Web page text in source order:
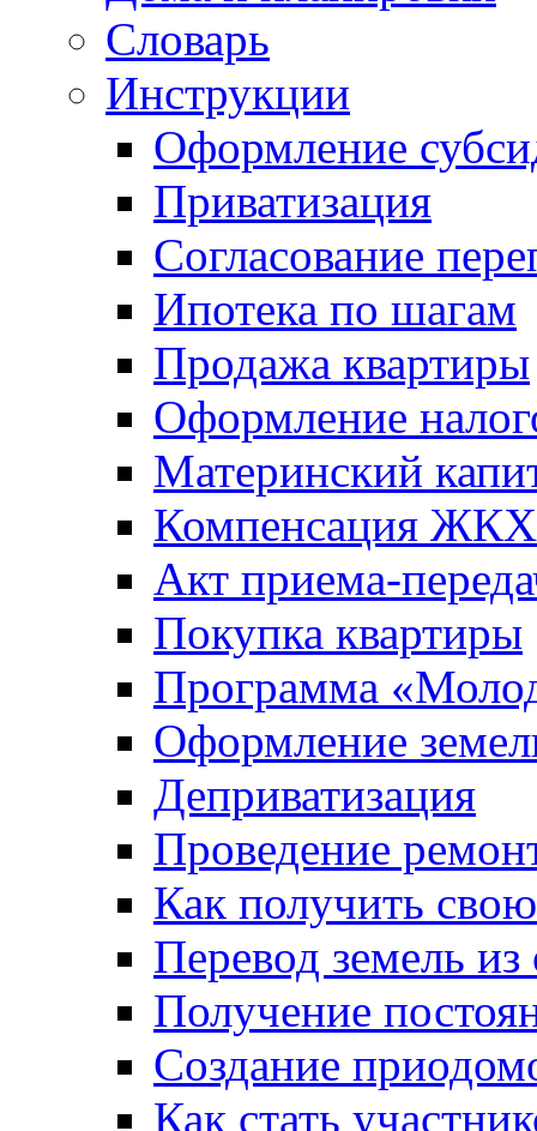
Словарь
Инструкции
Оформление
Приватизация
Согласование
Ипотека по шагам
Продажа квартиры
Оформление
Материнский
Компенсация ЖКХ
Акт приема-
Покупка квартиры
Программа
Оформление
Деприватизация
Проведение
Как получить
Перевод земель
Получение
Создание
Как стать